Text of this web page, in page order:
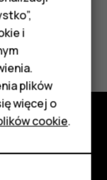
i
plików
więcej o
cookie.